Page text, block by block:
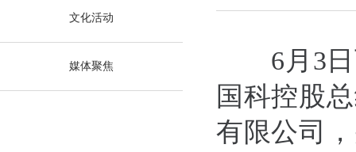
文化活动
媒体聚焦 6月3日
国科控股
有限公司
，